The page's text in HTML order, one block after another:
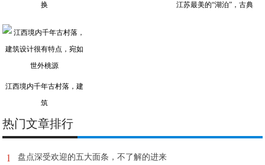
换
江苏最美的“湖泊”，古典
江西境内千年古村落，建
筑
热门文章排行
1 盘点深受欢迎的五大面条，不了解的进来